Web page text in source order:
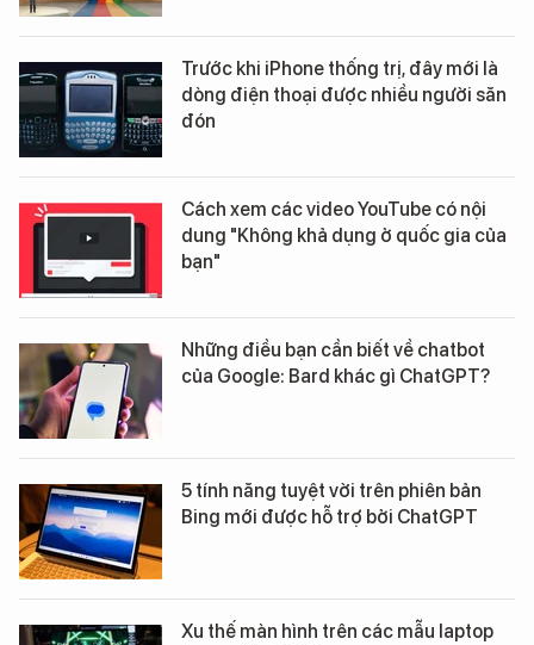
Trước khi iPhone thống trị, đây mới là
dòng điện thoại được nhiều người săn
đón
Cách xem các video YouTube có nội
dung "Không khả dụng ở quốc gia của
bạn"
Những điều bạn cần biết về chatbot
của Google: Bard khác gì ChatGPT?
5 tính năng tuyệt vời trên phiên bản
Bing mới được hỗ trợ bởi ChatGPT
Xu thế màn hình trên các mẫu laptop